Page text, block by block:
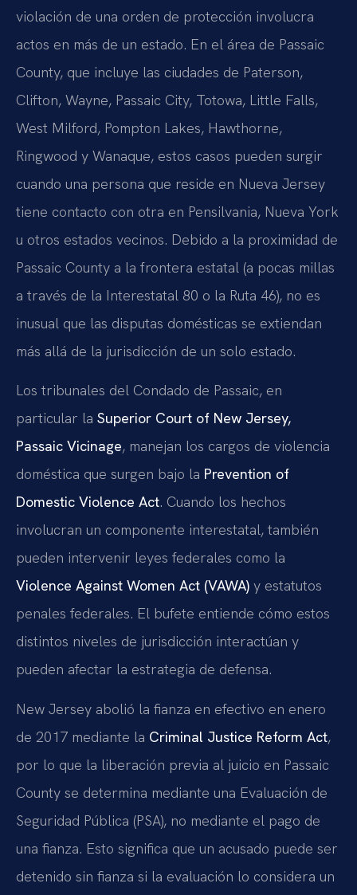
violación de una orden de protección involucra
actos en más de un estado. En el área de Passaic
County, que incluye las ciudades de Paterson,
Clifton, Wayne, Passaic City, Totowa, Little Falls,
West Milford, Pompton Lakes, Hawthorne,
Ringwood y Wanaque, estos casos pueden surgir
cuando una persona que reside en Nueva Jersey
tiene contacto con otra en Pensilvania, Nueva York
u otros estados vecinos. Debido a la proximidad de
Passaic County a la frontera estatal (a pocas millas
a través de la Interestatal 80 o la Ruta 46), no es
inusual que las disputas domésticas se extiendan
más allá de la jurisdicción de un solo estado.
Los tribunales del Condado de Passaic, en
particular la Superior Court of New Jersey,
Passaic Vicinage, manejan los cargos de violencia
doméstica que surgen bajo la Prevention of
Domestic Violence Act. Cuando los hechos
involucran un componente interestatal, también
pueden intervenir leyes federales como la
Violence Against Women Act (VAWA) y estatutos
penales federales. El bufete entiende cómo estos
distintos niveles de jurisdicción interactúan y
pueden afectar la estrategia de defensa.
New Jersey abolió la fianza en efectivo en enero
de 2017 mediante la Criminal Justice Reform Act,
por lo que la liberación previa al juicio en Passaic
County se determina mediante una Evaluación de
Seguridad Pública (PSA), no mediante el pago de
una fianza. Esto significa que un acusado puede ser
detenido sin fianza si la evaluación lo considera un